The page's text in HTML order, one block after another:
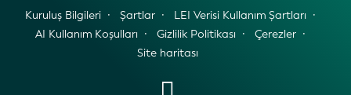
Kuruluş Bilgileri Şartlar
LEI Verisi Kullanım Şartları
AI Kullanım Koşulları
Gizlilik Politikası
Çerezler
Site haritası